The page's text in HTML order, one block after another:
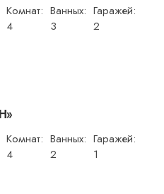
Комнат:
4
Ванных:
3
Гаражей:
2
Комнат:
4
Ванных:
2
Гаражей:
1